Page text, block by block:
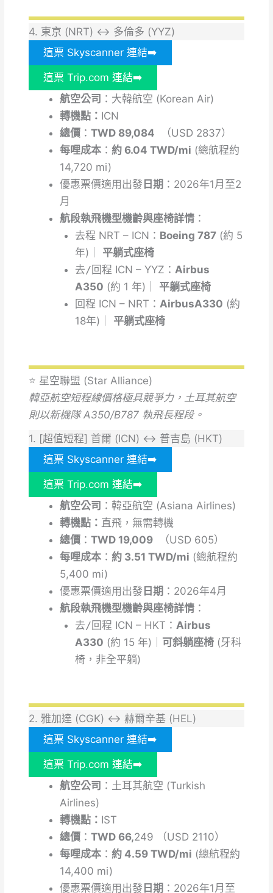
4. 東京 (NRT) ↔ 多倫多 (YYZ)
這票 Skyscanner 連結➡️
這票 Trip.com 連結➡️
航空公司 ：大韓航空 (Korean Air)
轉機點： ICN
總價： TWD 89,084 （USD 2837）
每哩成本： 約 6.04 TWD/mi (總航程約
14,720 mi)
優惠票價適用出發 日期 ：2026年1月至2
月
航段執飛機型機齡與座椅詳情：
去程 NRT – ICN： Boeing 787 (約 5
年)｜ 平躺式座椅
去/回程 ICN – YYZ：Airbus
A350 (約 1 年)｜ 平躺式座椅
回程 ICN – NRT：AirbusA330 (約
18年)｜ 平躺式座椅
⭐️ 星空聯盟 (Star Alliance)
韓亞航空短程線價格極具競爭力，土耳其航空
則以新機隊 A350/B787 執飛長程段。
1. [超值短程] 首爾 (ICN) ↔ 普吉島 (HKT)
這票 Skyscanner 連結➡️
這票 Trip.com 連結➡️
航空公司 ：韓亞航空 (Asiana Airlines)
轉機點： 直飛，無需轉機
總價： TWD 19,009（USD 605）
每哩成本： 約 3.51 TWD/mi (總航程約
5,400 mi)
優惠票價適用出發 日期 ：2026年4月
航段執飛機型機齡與座椅詳情：
去/回程 ICN – HKT： Airbus
A330 (約 15 年)｜ 可斜躺座椅 (牙科
椅，非全平躺)
2. 雅加達 (CGK) ↔ 赫爾辛基 (HEL)
這票 Skyscanner 連結➡️
這票 Trip.com 連結➡️
航空公司 ：土耳其航空 (Turkish
Airlines)
轉機點： IST
總價： TWD 66,249 （USD 2110）
每哩成本： 約 4.59 TWD/mi (總航程約
14,400 mi)
優惠票價適用出發 日期 ：2026年1月至